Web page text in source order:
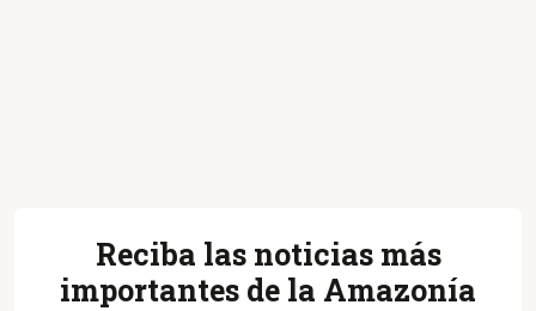
Reciba las noticias más
importantes de la Amazonía